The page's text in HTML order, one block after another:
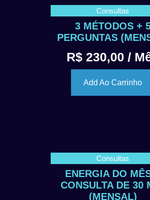
Consultas
3 MÉTODOS +
PERGUNTAS
R$ 230,00 /
Add Ao Carrinho
Consultas
ENERGIA DO
CONSULTA DE 30
(MENSAL)